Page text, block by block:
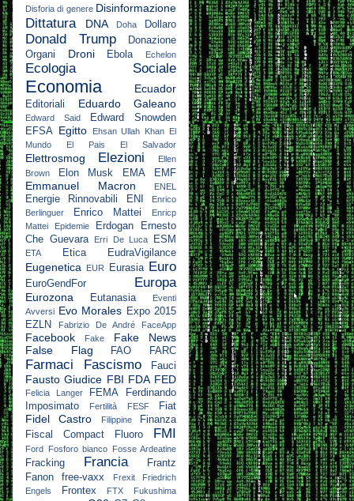
Disforia di genere Disinformazione
Dittatura DNA Doha Dollaro
Donald Trump
Donazione
Organi
Droni Ebola Echelon
Ecologia Sociale
Economia Ecuador
Editoriali Eduardo Galeano
Edward Said
Edward Snowden
EFSA Egitto Ehsan Ullah Khan El
Mundo
El Pais El Salvador
Elettrosmog Elezioni
Ellen
Brown
Elon Musk EMA EMF
Emmanuel Macron ENEL
Energie Rinnovabili ENI
Enrico
Berlinguer
Enrico Mattei
Enricp
Mattei
Epidemie Erdogan
Ernesto
Che Guevara
Erri De Luca ESM
ETA Etica EudraVigilance
Eugenetica EUR Eurasia Euro
EuroGendFor Europa
Eurozona Eutanasia
Eventi
Avversi Evo Morales Expo 2015
EZLN
Fabrizio De André FaceApp
Facebook Fake
Fake News
False Flag
FAO FARC
Farmaci Fascismo Fauci
Fausto Giudice FBI FDA FED
Felicia Langer FEMA
Ferdinando
Imposimato
Fertilità FESF Fiat
Fidel Castro Filippine
Finanza
Fiscal Compact
Fluoro FMI
Ford Fosforo bianco Fosse Ardeatine
Fracking Francia
Frantz
Fanon
free-vaxx Frexit
Friedrich
Engels
Frontex FTX
Fukushima